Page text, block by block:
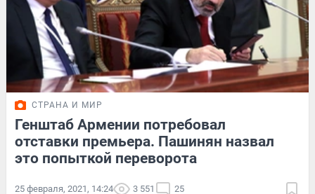
СТРАНА И МИР
Генштаб Армении потребовал
отставки премьера. Пашинян назвал
это попыткой переворота
25 февраля, 2021, 14:24 3 551 25